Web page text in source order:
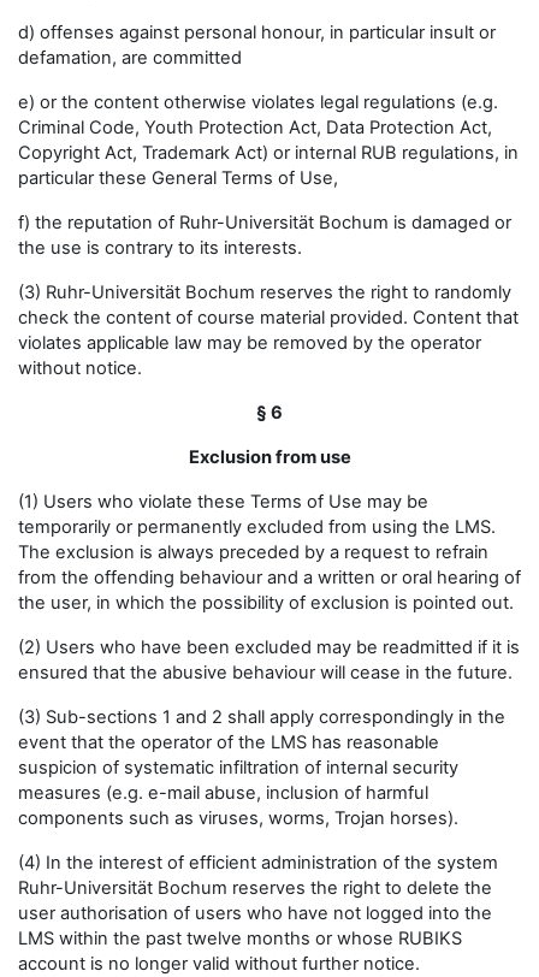
d) offenses against personal honour, in particular insult or
defamation, are committed
e) or the content otherwise violates legal regulations (e.g.
Criminal Code, Youth Protection Act, Data Protection Act,
Copyright Act, Trademark Act) or internal RUB regulations, in
particular these General Terms of Use,
f) the reputation of Ruhr-Universität Bochum is damaged or
the use is contrary to its interests.
(3) Ruhr-Universität Bochum reserves the right to randomly
check the content of course material provided. Content that
violates applicable law may be removed by the operator
without notice.
§ 6
Exclusion from use
(1) Users who violate these Terms of Use may be
temporarily or permanently excluded from using the LMS.
The exclusion is always preceded by a request to refrain
from the offending behaviour and a written or oral hearing of
the user, in which the possibility of exclusion is pointed out.
(2) Users who have been excluded may be readmitted if it is
ensured that the abusive behaviour will cease in the future.
(3) Sub-sections 1 and 2 shall apply correspondingly in the
event that the operator of the LMS has reasonable
suspicion of systematic infiltration of internal security
measures (e.g. e-mail abuse, inclusion of harmful
components such as viruses, worms, Trojan horses).
(4) In the interest of efficient administration of the system
Ruhr-Universität Bochum reserves the right to delete the
user authorisation of users who have not logged into the
LMS within the past twelve months or whose RUBIKS
account is no longer valid without further notice.